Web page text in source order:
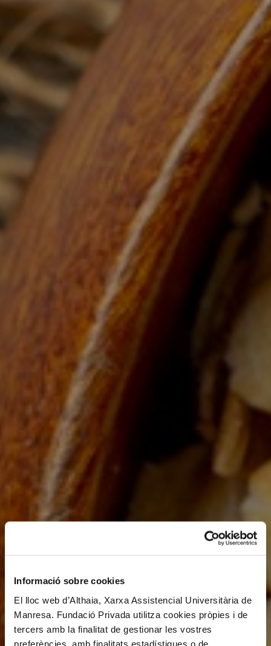
Informació sobre cookies
El lloc web d’Althaia, Xarxa Assistencial Universitària de
Manresa. Fundació Privada utilitza cookies pròpies i de
tercers amb la finalitat de gestionar les vostres
preferències, amb finalitats estadístiques o de